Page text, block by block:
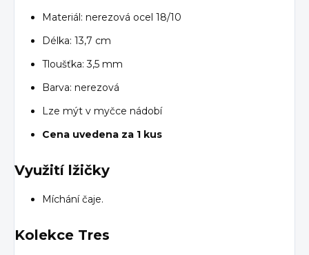
Materiál: nerezová ocel 18/10
Délka: 13,7 cm
Tloušťka: 3,5 mm
Barva: nerezová
Lze mýt v myčce nádobí
Cena uvedena za 1 kus
Využití lžičky
Míchání čaje.
Kolekce Tres